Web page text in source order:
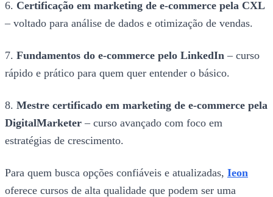
6. Certificação em marketing de e-commerce pela CXL
– voltado para análise de dados e otimização de vendas.
7. Fundamentos do e-commerce pelo LinkedIn – curso
rápido e prático para quem quer entender o básico.
8. Mestre certificado em marketing de e-commerce pela
DigitalMarketer – curso avançado com foco em
estratégias de crescimento.
Para quem busca opções confiáveis e atualizadas, Ieon
oferece cursos de alta qualidade que podem ser uma